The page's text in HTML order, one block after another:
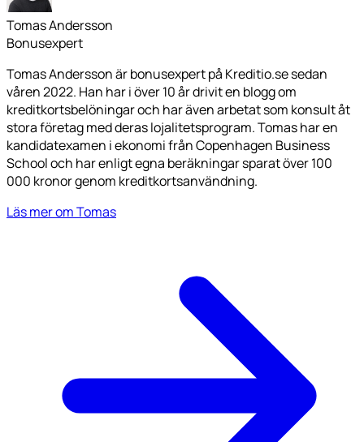
Tomas Andersson
Bonusexpert
Tomas Andersson är bonusexpert på Kreditio.se sedan
våren 2022. Han har i över 10 år drivit en blogg om
kreditkortsbelöningar och har även arbetat som konsult åt
stora företag med deras lojalitetsprogram. Tomas har en
kandidatexamen i ekonomi från Copenhagen Business
School och har enligt egna beräkningar sparat över 100
000 kronor genom kreditkortsanvändning.
Läs mer om Tomas